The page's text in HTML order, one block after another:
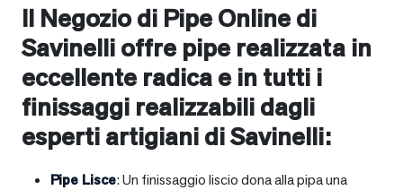
Il Negozio di Pipe Online di
Savinelli offre pipe realizzata in
eccellente radica e in tutti i
finissaggi realizzabili dagli
esperti artigiani di Savinelli:
Pipe Lisce: Un finissaggio liscio dona alla pipa una